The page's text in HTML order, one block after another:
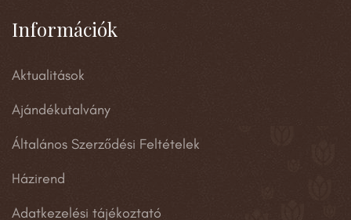
Információk
Aktualitások
Ajándékutalvány
Általános Szerződési Feltételek
Házirend
Adatkezelési tájékoztató